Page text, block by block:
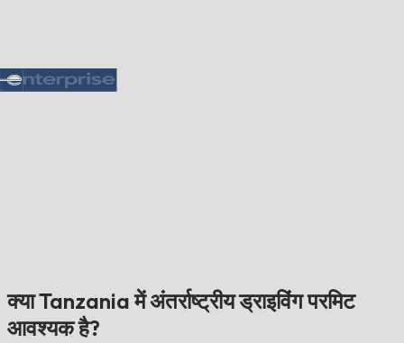
क्या Tanzania में अंतर्राष्ट्रीय ड्राइविंग परमिट
आवश्यक है?